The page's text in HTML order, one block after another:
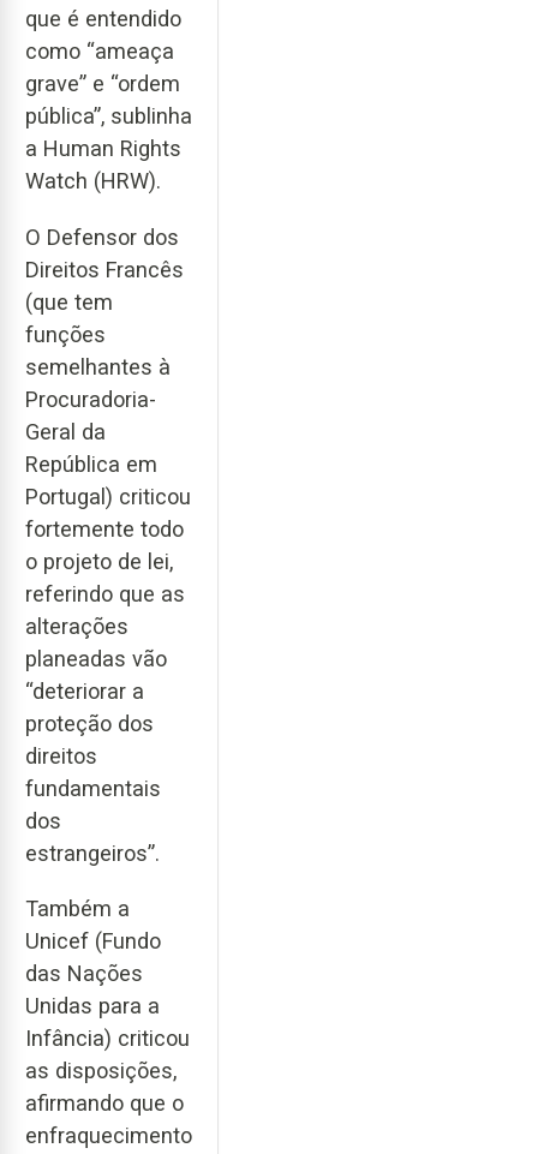
que é entendido
como “ameaça
grave” e “ordem
pública”, sublinha
a Human Rights
Watch (HRW).
O Defensor dos
Direitos Francês
(que tem
funções
semelhantes à
Procuradoria-
Geral da
República em
Portugal) criticou
fortemente todo
o projeto de lei,
referindo que as
alterações
planeadas vão
“deteriorar a
proteção dos
direitos
fundamentais
dos
estrangeiros”.
Também a
Unicef (Fundo
das Nações
Unidas para a
Infância) criticou
as disposições,
afirmando que o
enfraquecimento